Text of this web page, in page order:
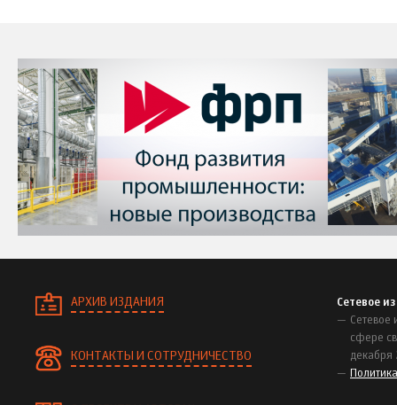
АРХИВ ИЗДАНИЯ
КОНТАКТЫ И СОТРУДНИЧЕСТВО
Сетевое
Сетевое
сфере
декабря